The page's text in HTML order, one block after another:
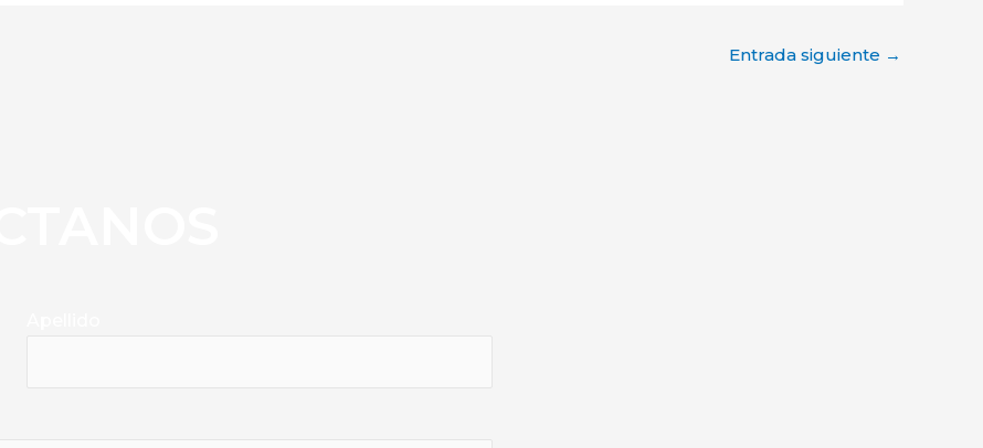
Entrada siguiente →